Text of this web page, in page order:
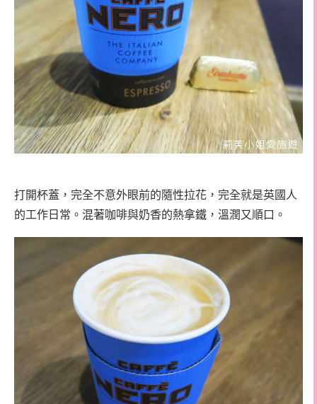
打開杯蓋，完全不意外眼前的隨性拉花，完全就是英國人
的工作日常。混著咖啡與奶香的熱拿鐵，溫潤又順口。